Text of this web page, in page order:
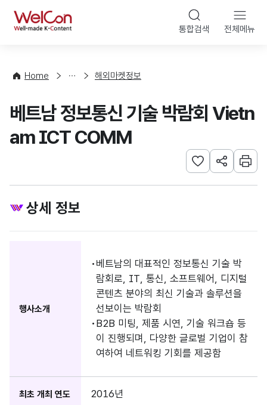
WelCon 통합검색 전체메뉴
Home
사
청
해외마켓정보
베트남 정보통신 기술 박람회 Vietn
am ICT COMM
관심사 등록하기
URL 공유하
인쇄
상세 정보
행사소개
베트남의 대표적인 정보통신 기술 박
람회로, IT, 통신, 소프트웨어, 디지털
콘텐츠 분야의 최신 기술과 솔루션을
선보이는 박람회
B2B 미팅, 제품 시연, 기술 워크숍 등
이 진행되며, 다양한 글로벌 기업이 참
여하여 네트워킹 기회를 제공함
최초 개최 연도 2016년